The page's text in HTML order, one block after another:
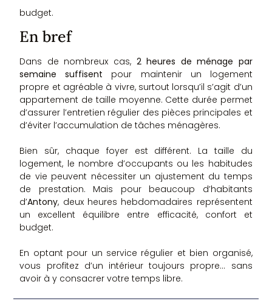
budget.
En bref
Dans de nombreux cas, 2 heures de ménage par
semaine suffisent pour maintenir un logement
propre et agréable à vivre, surtout lorsqu’il s’agit d’un
appartement de taille moyenne. Cette durée permet
d’assurer l’entretien régulier des pièces principales et
d’éviter l’accumulation de tâches ménagères.
Bien sûr, chaque foyer est différent. La taille du
logement, le nombre d’occupants ou les habitudes
de vie peuvent nécessiter un ajustement du temps
de prestation. Mais pour beaucoup d’habitants
d’Antony, deux heures hebdomadaires représentent
un excellent équilibre entre efficacité, confort et
budget.
En optant pour un service régulier et bien organisé,
vous profitez d’un intérieur toujours propre… sans
avoir à y consacrer votre temps libre.